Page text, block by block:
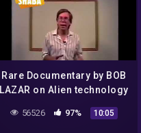
Rare Documentary by BOB
LAZAR on Alien technology
| UFO (part 3)
56526 97% 10:05